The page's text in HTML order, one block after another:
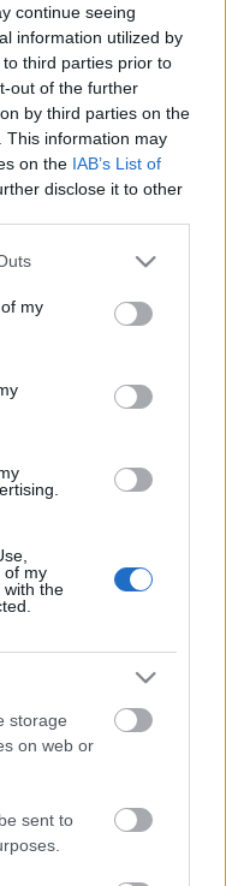
continue seeing
information utilized by
third parties prior to
out of the further
by third parties on the
This information may
on the IAB’s List of
disclose it to other
one or more Google
You may click to
third-party tags to
in below Google
my
of my
with the
storage
on web or
sent to
bizonyított két
Színházi
megformálásáért
Interfest"
Interkulturális
a romániai
és
láthat a
Aradi
vesz részt a
kategóriában
legjobb színészi
a
Rudolf Hess
mellékszereplő